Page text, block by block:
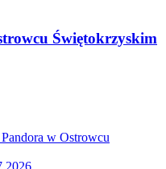
Świętokrzyskim
w Ostrowcu